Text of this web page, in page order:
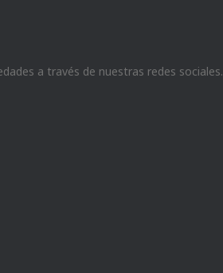
a través de nuestras redes sociales.